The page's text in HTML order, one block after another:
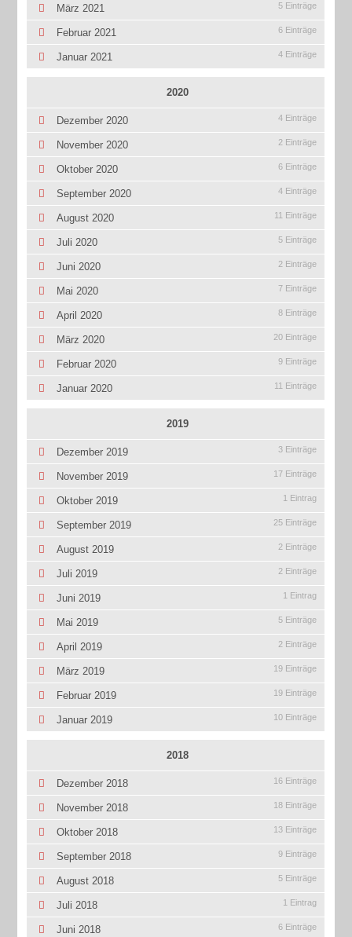
März 2021 5 Einträge
Februar 2021 6 Einträge
Januar 2021 4 Einträge
2020
Dezember 2020 4 Einträge
November 2020 2 Einträge
Oktober 2020 6 Einträge
September 2020 4 Einträge
August 2020 11 Einträge
Juli 2020 5 Einträge
Juni 2020 2 Einträge
Mai 2020 7 Einträge
April 2020 8 Einträge
März 2020 20 Einträge
Februar 2020 9 Einträge
Januar 2020 11 Einträge
2019
Dezember 2019 3 Einträge
November 2019 17 Einträge
Oktober 2019 1 Eintrag
September 2019 25 Einträge
August 2019 2 Einträge
Juli 2019 2 Einträge
Juni 2019 1 Eintrag
Mai 2019 5 Einträge
April 2019 2 Einträge
März 2019 19 Einträge
Februar 2019 19 Einträge
Januar 2019 10 Einträge
2018
Dezember 2018 16 Einträge
November 2018 18 Einträge
Oktober 2018 13 Einträge
September 2018 9 Einträge
August 2018 5 Einträge
Juli 2018 1 Eintrag
Juni 2018 6 Einträge